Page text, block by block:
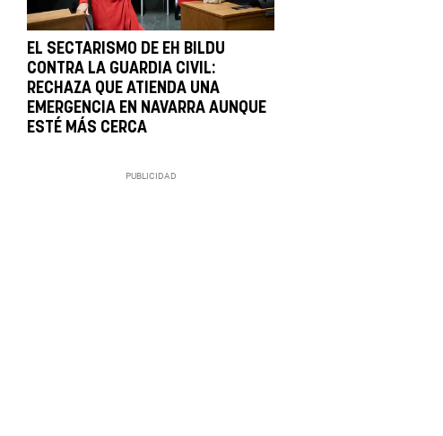
EL SECTARISMO DE EH BILDU
CONTRA LA GUARDIA CIVIL:
RECHAZA QUE ATIENDA UNA
EMERGENCIA EN NAVARRA AUNQUE
ESTÉ MÁS CERCA